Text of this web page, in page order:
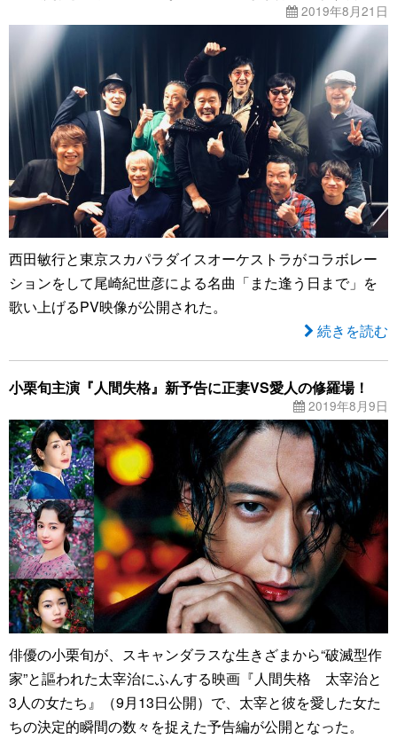
2019年8月21日
西田敏行と東京スカパラダイスオーケストラがコラボレー
ションをして尾崎紀世彦による名曲「また逢う日まで」を
歌い上げるPV映像が公開された。
続きを読む
小栗旬主演『人間失格』新予告に正妻VS愛人の修羅場！
2019年8月9日
俳優の小栗旬が、スキャンダラスな生きざまから“破滅型作
家”と謳われた太宰治にふんする映画『人間失格 太宰治と
3人の女たち』（9月13日公開）で、太宰と彼を愛した女た
ちの決定的瞬間の数々を捉えた予告編が公開となった。